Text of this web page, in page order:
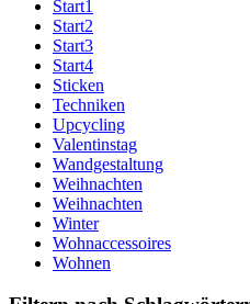
Start1
Start2
Start3
Start4
Sticken
Techniken
Upcycling
Valentinstag
Wandgestaltung
Weihnachten
Weihnachten
Winter
Wohnaccessoires
Wohnen